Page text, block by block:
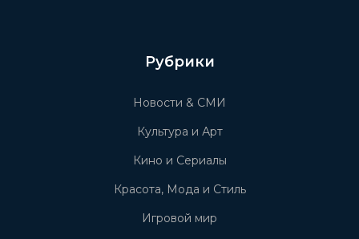
Рубрики
Новости & СМИ
Культура и Арт
Кино и Сериалы
Красота, Мода и Стиль
Игровой мир